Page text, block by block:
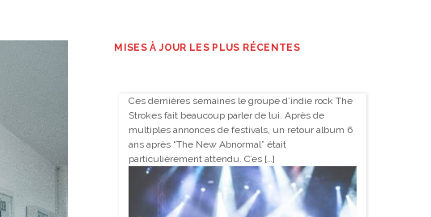
MISES À JOUR LES PLUS RÉCENTES
Ces dernières semaines le groupe d’indie rock The
Strokes fait beaucoup parler de lui. Après de
multiples annonces de festivals, un retour album 6
ans après “The New Abnormal” était
particulièrement attendu. C’es […]